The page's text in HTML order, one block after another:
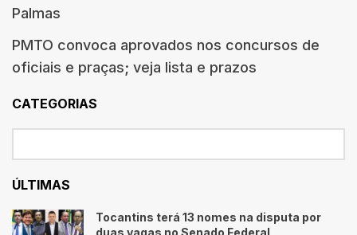
Palmas
PMTO convoca aprovados nos concursos de
oficiais e praças; veja lista e prazos
CATEGORIAS
ÚLTIMAS
Tocantins terá 13 nomes na disputa por
duas vagas no Senado Federal